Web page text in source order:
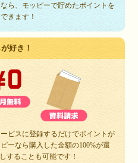
ら、モッピーで貯めたポイントを
きます！
好き！
ビスに登録するだけでポイントが
ーなら購入した金額の100%が還
することも可能です！